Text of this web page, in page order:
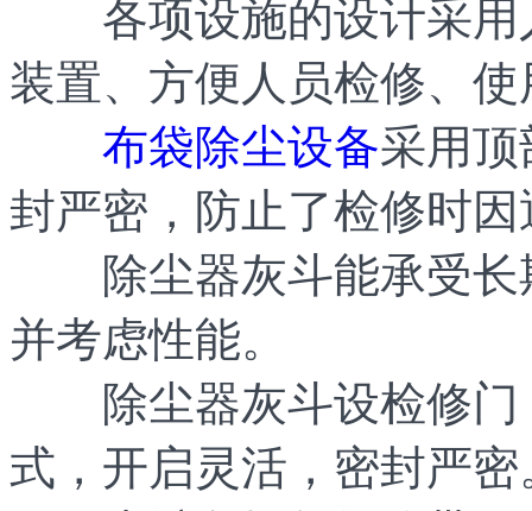
各项设施的设计采用
装置、方便人员检修、
布袋除尘设备采用
封严密，防止了检修时
除尘器灰斗能承受长
并考虑性能。
除尘器灰斗设检修门
式，开启灵活，密封严密